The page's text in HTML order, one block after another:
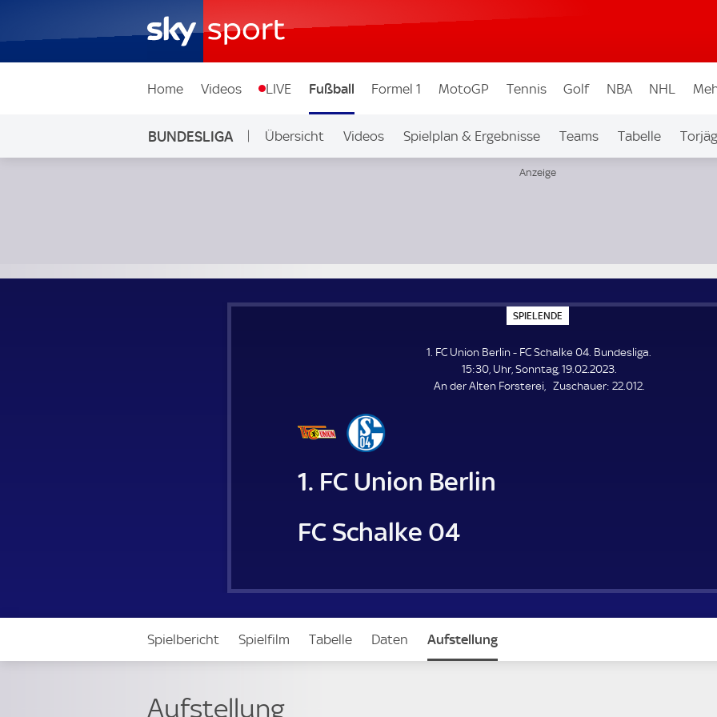
Home Videos LIVE Fußball Formel 1 MotoGP Tennis Golf NBA NHL
BUNDESLIGA Übersicht Videos Spielplan & Ergebnisse Teams Tabelle
SPIELENDE
P
E
L
E
N
1. FC Union Berlin - FC Schalke 04. Bundesliga.
15:30, Uhr, Sonntag, 19.02.2023.
An der Alten Forsterei
Zuschauer: Z
22.012.
1. FC Union Berlin
FC Schalke 04
Spielbericht Spielfilm Tabelle Daten Aufstellung
Aufstellung